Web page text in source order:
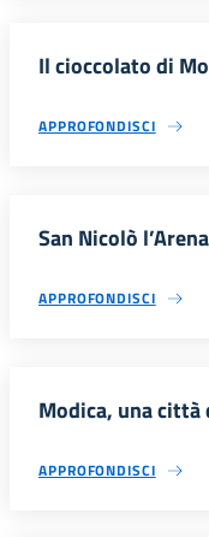
Il cioccolato di
APPROFONDISCI
San Nicolò
APPROFONDISCI
Modica, una
APPROFONDISCI